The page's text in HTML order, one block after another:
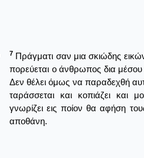
7 Πράγματι σαν μια σκιώδης
πορεύεται ο άνθρωπος δια
Δεν θέλει όμως να παραδεχθή
ταράσσεται και κοπιάζει και
γνωρίζει εις ποίον θα αφήση
αποθάνη.